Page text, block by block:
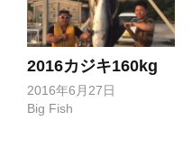
2016カジキ160kg
2016年6月27日
Big Fish